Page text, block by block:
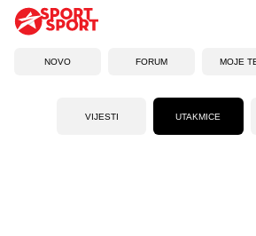
NOVO FORUM MOJE
VIJESTI UTAKMICE